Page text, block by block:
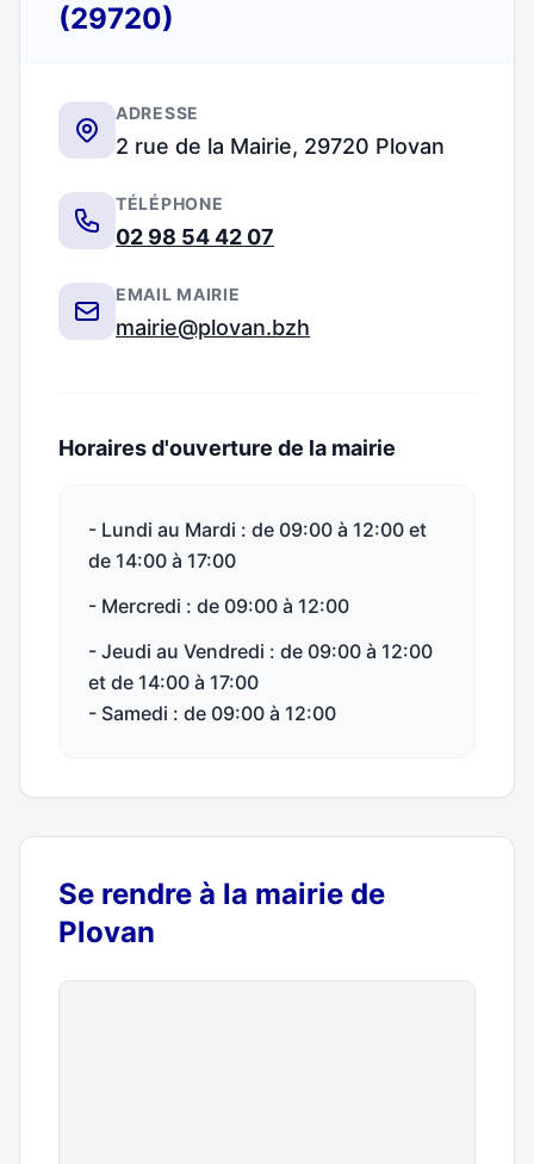
(29720)
ADRESSE
2 rue de la Mairie, 29720 Plovan
TÉLÉPHONE
02 98 54 42 07
EMAIL MAIRIE
mairie@plovan.bzh
Horaires d'ouverture de la mairie
- Lundi au Mardi : de 09:00 à 12:00 et
de 14:00 à 17:00
- Mercredi : de 09:00 à 12:00
- Jeudi au Vendredi : de 09:00 à 12:00
et de 14:00 à 17:00
- Samedi : de 09:00 à 12:00
Se rendre à la mairie de
Plovan